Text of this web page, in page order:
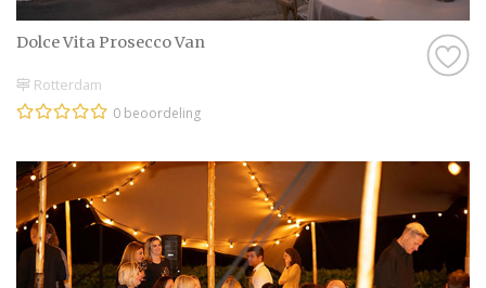
Dolce Vita Prosecco Van
Rotterdam
0 beoordeling